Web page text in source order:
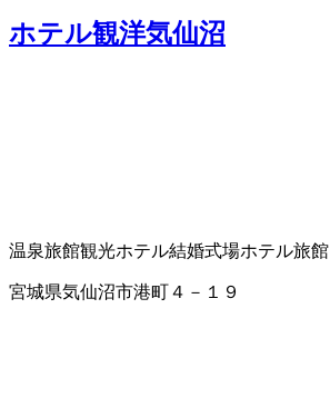
ホテル観洋気仙沼
温泉旅館観光ホテル結婚式場ホテル旅館
宮城県気仙沼市港町４－１９